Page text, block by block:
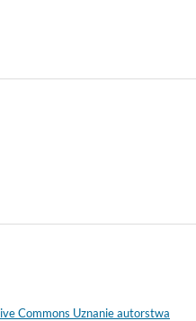
Commons Uznanie autorstwa